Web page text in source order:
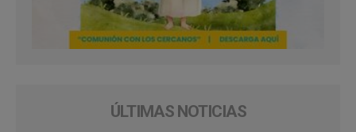
ÚLTIMAS NOTICIAS